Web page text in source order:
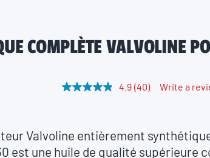
COMPLÈTE VALVOLINE
4.9 R
0
R
(40) Write a
Valvoline entièrement
est une huile de qualité supérieure